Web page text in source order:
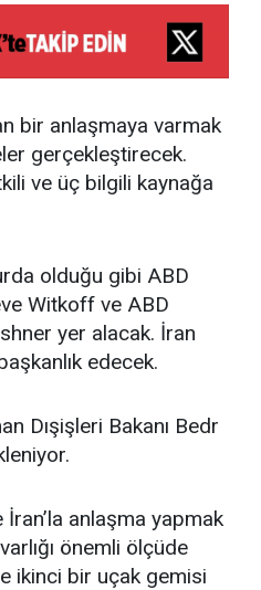
bir anlaşmaya varmak
gerçekleştirecek.
ve üç bilgili kaynağa
olduğu gibi ABD
Witkoff ve ABD
yer alacak. İran
edecek.
Dışişleri Bakanı Bedr
anlaşma yapmak
önemli ölçüde
ikinci bir uçak gemisi